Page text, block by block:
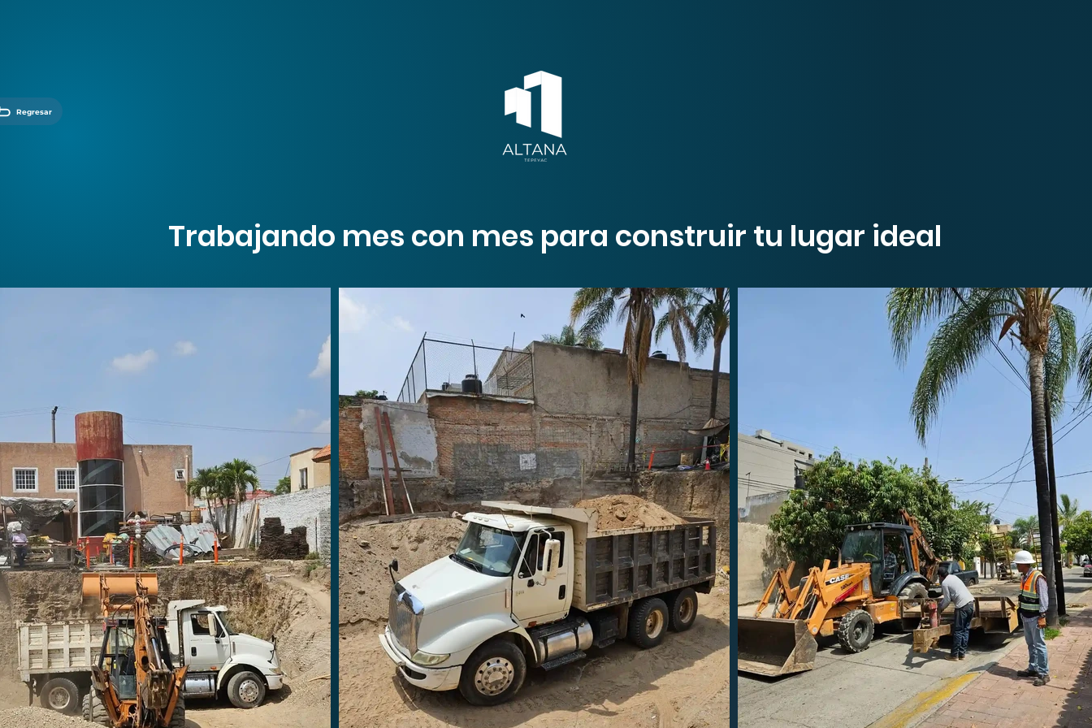
Regresar
Trabajando mes con mes para construir tu lugar ideal